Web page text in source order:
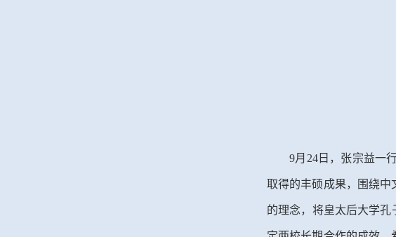
9月24日，张宗益一
取得的丰硕成果，围绕中
的理念，将皇太后大学